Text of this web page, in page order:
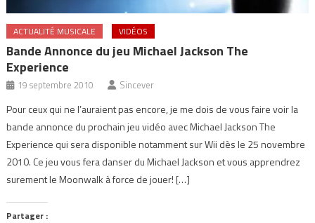
ACTUALITÉ MUSICALE VIDÉOS
Bande Annonce du jeu Michael Jackson The
Experience
19 septembre 2010 Sincever
Pour ceux qui ne l’auraient pas encore, je me dois de vous faire voir la
bande annonce du prochain jeu vidéo avec Michael Jackson The
Experience qui sera disponible notamment sur Wii dès le 25 novembre
2010. Ce jeu vous fera danser du Michael Jackson et vous apprendrez
surement le Moonwalk à force de jouer! […]
Partager :